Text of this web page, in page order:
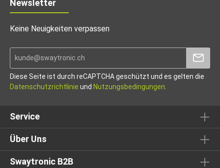
Newsletter
Keine Neuigkeiten verpassen
Diese Seite ist durch reCAPTCHA geschützt und es gelten die
Datenschutzrichtlinie und Nutzungsbedingungen
Service
Über Uns
Swaytronic B2B